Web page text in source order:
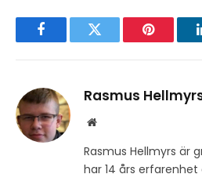
FacebookTwitter Pinterest
Rasmus
Website
Rasmus Hellmyrs är
har 14 års